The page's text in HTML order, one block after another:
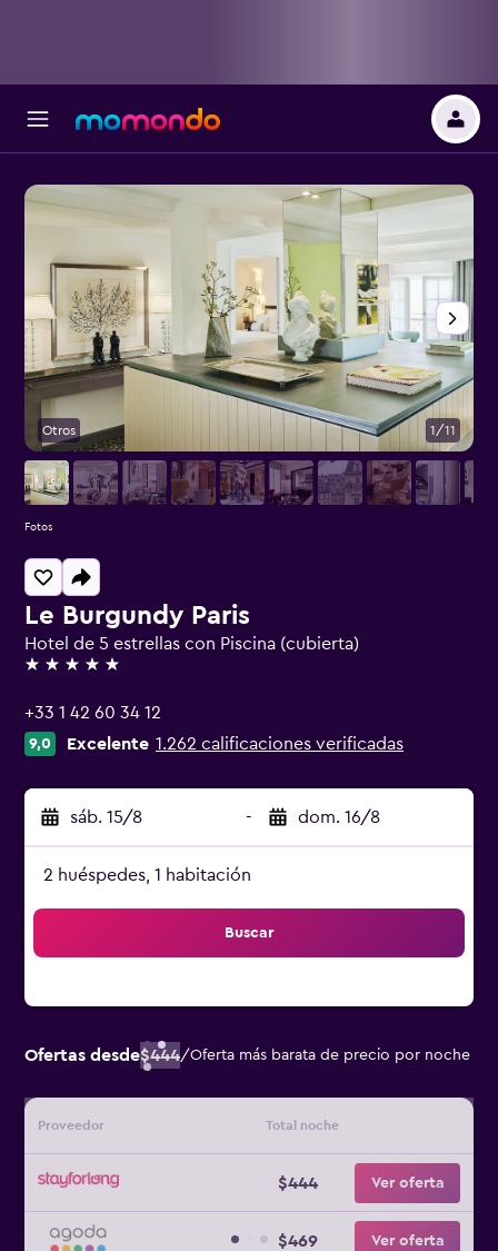
Le Burgundy Paris
Hotel de 5 estrellas con Piscina (cubierta)
5 estrellas
+33 1 42 60 34 12
9,0 Excelente 1.262 calificaciones verificadas
sáb. 15/8 - dom. 16/8
2 huéspedes, 1 habitación
Buscar
Ofertas desde$444/Oferta más barata de precio por noche
Proveedor Total noche
$444 Ver oferta
$469 Ver oferta
Otros 1/11
Fotos